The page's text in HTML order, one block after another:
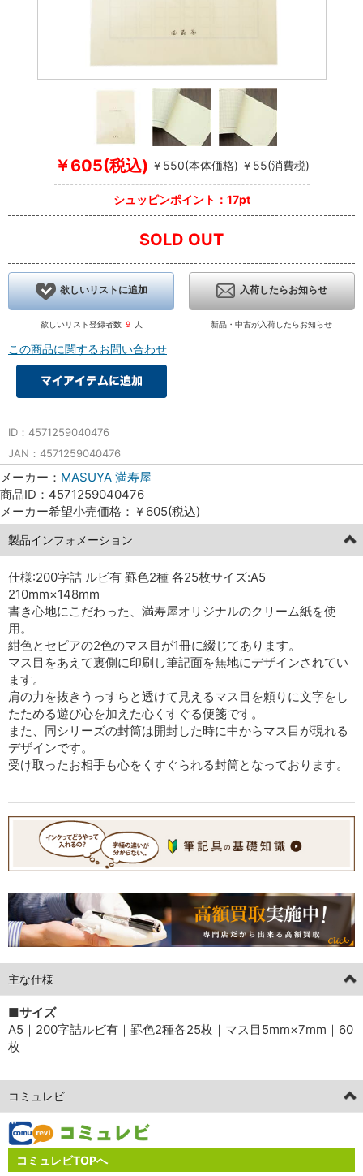
￥605(税込) ￥550(本体価格) ￥55(消費税)
シュッピンポイント：17pt
SOLD OUT
欲しいリストに追加
欲しいリスト登録者数 9 人
入荷したらお知らせ
新品・中古が入荷したらお知らせ
この商品に関するお問い合わせ
ID：4571259040476
JAN：4571259040476
メーカー： MASUYA 満寿屋
商品ID：4571259040476
メーカー希望小売価格：￥605(税込)
製品インフォメーション
仕様:200字詰 ルビ有 罫色2種 各25枚サイズ:A5
210mm×148mm
書き心地にこだわった、満寿屋オリジナルのクリーム紙を使
用。
紺色とセピアの2色のマス目が1冊に綴じてあります。
マス目をあえて裏側に印刷し筆記面を無地にデザインされてい
ます。
肩の力を抜きうっすらと透けて見えるマス目を頼りに文字をし
たためる遊び心を加えた心くすぐる便箋です。
また、同シリーズの封筒は開封した時に中からマス目が現れる
デザインです。
受け取ったお相手も心をくすぐられる封筒となっております。
主な仕様
■サイズ
A5｜200字詰ルビ有｜罫色2種各25枚｜マス目5mm×7mm｜60
枚
コミュレビ
コミュレビTOPへ